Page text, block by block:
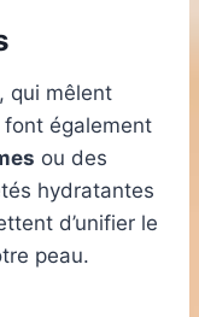
, qui mêlent
également
ou des
hydratantes
d’unifier le
peau.